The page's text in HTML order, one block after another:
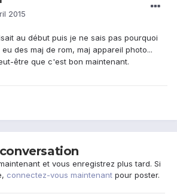
2015
au début puis je ne sais pas pourquoi
des maj de rom, maj appareil photo...
être que c'est bon maintenant.
et vous enregistrez plus tard. Si
connectez-vous maintenant pour poster.